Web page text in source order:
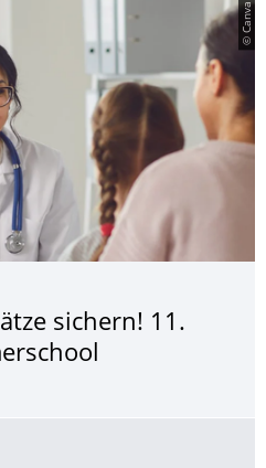
© Canva
sichern! 11.